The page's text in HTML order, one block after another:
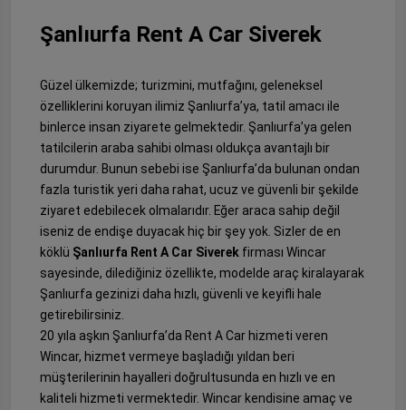
Şanlıurfa Rent A Car Siverek
Güzel ülkemizde; turizmini, mutfağını, geleneksel
özelliklerini koruyan ilimiz Şanlıurfa’ya, tatil amacı ile
binlerce insan ziyarete gelmektedir. Şanlıurfa’ya gelen
tatilcilerin araba sahibi olması oldukça avantajlı bir
durumdur. Bunun sebebi ise Şanlıurfa’da bulunan ondan
fazla turistik yeri daha rahat, ucuz ve güvenli bir şekilde
ziyaret edebilecek olmalarıdır. Eğer araca sahip değil
iseniz de endişe duyacak hiç bir şey yok. Sizler de en
köklü Şanlıurfa Rent A Car Siverek firması Wincar
sayesinde, dilediğiniz özellikte, modelde araç kiralayarak
Şanlıurfa gezinizi daha hızlı, güvenli ve keyifli hale
getirebilirsiniz.
20 yıla aşkın Şanlıurfa’da Rent A Car hizmeti veren
Wincar, hizmet vermeye başladığı yıldan beri
müşterilerinin hayalleri doğrultusunda en hızlı ve en
kaliteli hizmeti vermektedir. Wincar kendisine amaç ve